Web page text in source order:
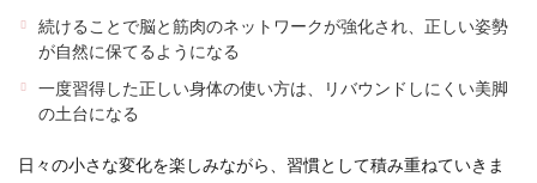
続けることで脳と筋肉のネットワークが強化され、正しい姿勢
が自然に保てるようになる
一度習得した正しい身体の使い方は、リバウンドしにくい美脚
の土台になる
日々の小さな変化を楽しみながら、習慣として積み重ねていきま